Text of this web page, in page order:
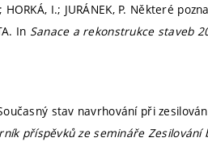
HORKÁ, I.; JURÁNEK, P. Některé
In Sanace a rekonstrukce staveb
Současný stav navrhování při
příspěvků ze semináře